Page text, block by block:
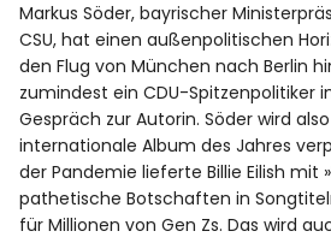
Markus Söder, bayrischer
CSU, hat einen außenpolitischen
den Flug von München nach Berlin
zumindest ein CDU-Spitzenpolitiker
Gespräch zur Autorin. Söder wird
internationale Album des Jahres
der Pandemie lieferte Billie Eilish mit
pathetische Botschaften in
für Millionen von Gen Zs. Das wird